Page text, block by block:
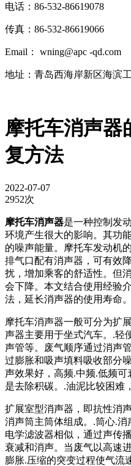
电话：86-532-86619078
传真：86-532-86619066
Email： wning@apc -qd.com
地址：青岛西海岸新区海滨
摩托车消声器
复方法
2022-07-07
2952次
摩托车消声器是一种控制发
环境产生很大的影响。其功
的噪声能量。摩托车发动机
排气口配有消声器，可有效
扰，增加乘客的舒适性。但
会下降。本文结合使用经验
法，延长消声器的使用寿命。
摩托车消声器一般可分为扩
声器主要用于坐式汽车。.轻
声管等。废气顺序通过消声
过膨胀和吸声填料吸收部分
声效果好，高频.中频.低频
是去除积碳。.油泥比较困难
扩展室型消声器，即抗性消
消声筒主筒体组成。.筒心.
电学滤波器相似，通过声传
衰减和消声。当废气以高速
膨胀.压缩的突变过程使气流